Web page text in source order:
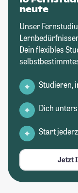
heute
Unser
Dein flexibles
Studieren,
Dich
Start
Jetzt